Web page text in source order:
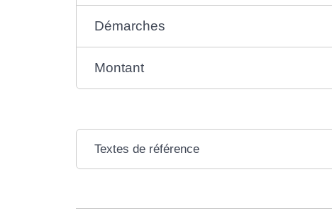
Démarches
Montant
Textes de référence